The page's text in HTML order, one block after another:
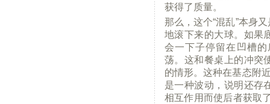
获得了质量。
那么，这个“混乱”本身
地滚下来的大球。如果
会一下子停留在凹槽
荡。这和餐桌上的冲突
的情形。这种在基态附
是一种波动，说明还存
相互作用而使后者获取